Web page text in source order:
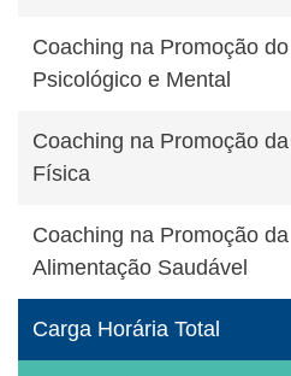
Coaching na Promoção
Psicológico e Mental
Coaching na Promoção
Física
Coaching na Promoção da
Alimentação Saudável
Carga Horária Total